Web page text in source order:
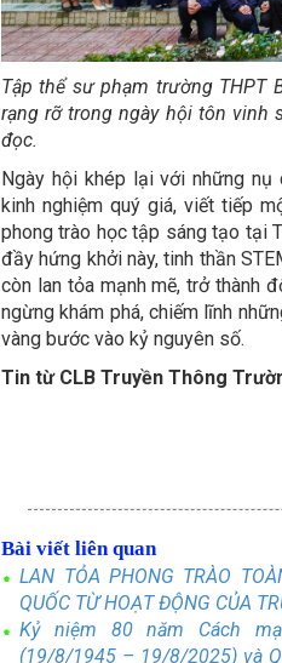
Tập thể sư phạm trường THPT
rạng rỡ trong ngày hội tôn vinh
đọc.
Ngày hội khép lại với những
kinh nghiệm quý giá, viết tiếp
phong trào học tập sáng tạo tại
đầy hứng khởi này, tinh thần
còn lan tỏa mạnh mẽ, trở thành
ngừng khám phá, chiếm lĩnh
vàng bước vào kỷ nguyên số.
Tin từ CLB Truyền Thông
Bài viết liên quan
LAN TỎA PHONG TRÀO
QUỐC TỪ HOẠT ĐỘNG CỦA
Kỷ niệm 80 năm Cách
(19/8/1945 – 19/8/2025) và